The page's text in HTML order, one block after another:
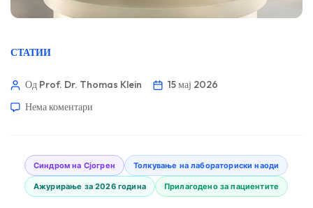
СТАТИИ
Од Prof. Dr. Thomas Klein
15 мај 2026
Нема коментари
Синдром на Сјогрен Толкување на лабораториски наоди
Ажурирање за 2026 година Прилагодено за пациентите